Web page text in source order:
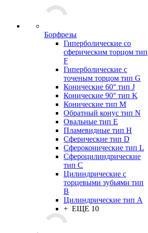
Борфрезы
Гиперболические cо
сферическим торцом тип
F
Гиперболические с
точеным торцом тип G
Конические 60° тип J
Конические 90° тип K
Конические тип M
Обратный конус тип N
Овальные тип E
Пламевидные тип H
Сферические тип D
Сфероконические тип L
Сфероцилиндрические
тип C
Цилиндрические с
торцевыми зубьями тип
B
Цилиндрические тип А
+ ЕЩЕ 10